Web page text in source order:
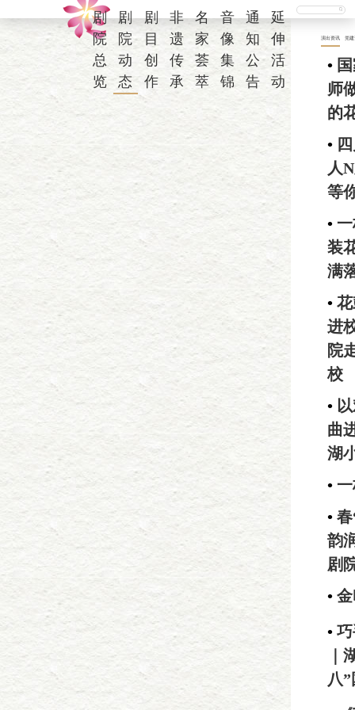
剧
院
总
览
剧
院
动
态
剧
目
创
作
非
遗
传
承
名
家
荟
萃
音
像
集
锦
通
知
公
告
延
伸
活
动
演出资讯 党建
•
师
的
•
人
等
•
装
满
•
进
院
校
•
曲
湖
•
•
韵
剧
•
•
｜
八